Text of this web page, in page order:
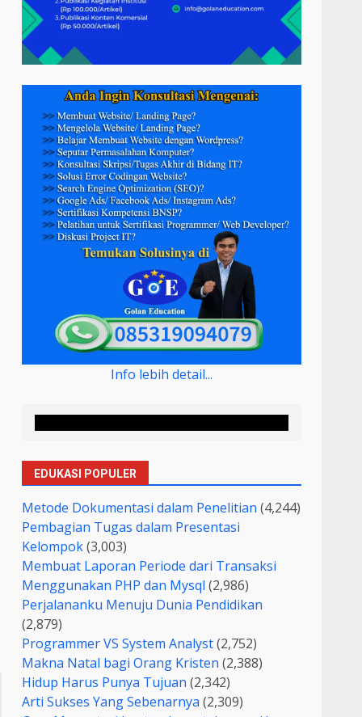
Info lebih detail...
EDUKASI POPULER
Metode Dokumentasi dalam Penelitian (4,244)
Pembagian Tugas dalam Presentasi
Kelompok(3,003)
Membuat Laporan Periode dari Transaksi
Menggunakan PHP dan Mysql (2,986)
Perjalananku Menuju Dunia Pendidikan
(2,879)
Programmer VS System Analyst(2,752)
Makna Natal bagi Orang Kristen (2,388)
Hidup Harus Punya Tujuan (2,342)
Arti Sukses Yang Sebenarnya (2,309)